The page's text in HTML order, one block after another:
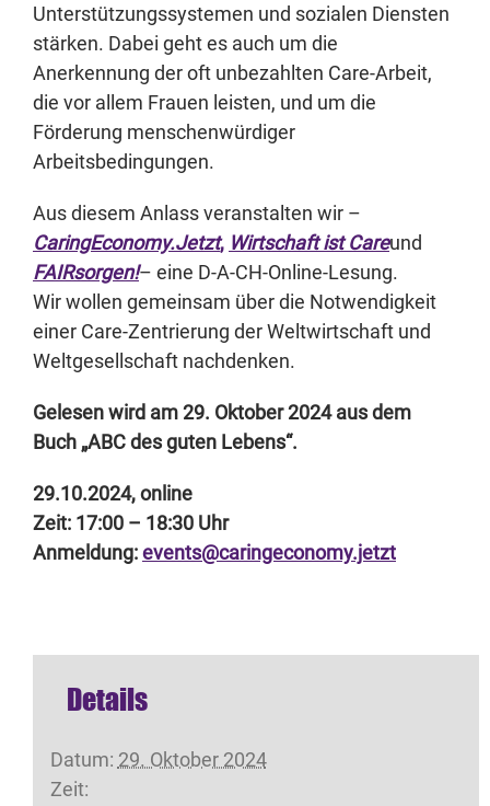
Unterstützungssystemen und sozialen Diensten
stärken. Dabei geht es auch um die
Anerkennung der oft unbezahlten Care-Arbeit,
die vor allem Frauen leisten, und um die
Förderung menschenwürdiger
Arbeitsbedingungen.
Aus diesem Anlass veranstalten wir –
CaringEconomy.Jetzt, Wirtschaft ist Careund
FAIRsorgen!– eine D-A-CH-Online-Lesung.
Wir wollen gemeinsam über die Notwendigkeit
einer Care-Zentrierung der Weltwirtschaft und
Weltgesellschaft nachdenken.
Gelesen wird am 29. Oktober 2024 aus dem
Buch „ABC des guten Lebens“.
29.10.2024, online
Zeit: 17:00 – 18:30 Uhr
Anmeldung:events@caringeconomy.jetzt
Details
Datum: 29. Oktober 2024
Zeit: